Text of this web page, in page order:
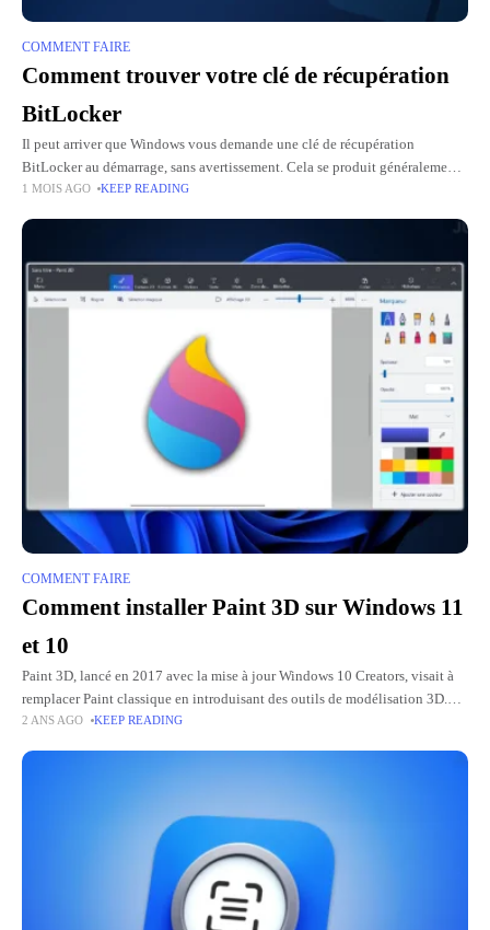
COMMENT FAIRE
Comment trouver votre clé de récupération
BitLocker
Il peut arriver que Windows vous demande une clé de récupération
BitLocker au démarrage, sans avertissement. Cela se produit généralement
après une mise à jour du BIOS, une modification de
1 MOIS AGO KEEP READING
COMMENT FAIRE
Comment installer Paint 3D sur Windows 11
et 10
Paint 3D, lancé en 2017 avec la mise à jour Windows 10 Creators, visait à
remplacer Paint classique en introduisant des outils de modélisation 3D.
Malgré des débuts prometteurs, l’application
2 ANS AGO KEEP READING